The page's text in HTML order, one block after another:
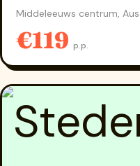
Middeleeuws centrum,
€119 p.p.